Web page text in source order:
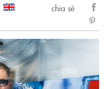
chia sẻ
sẻ